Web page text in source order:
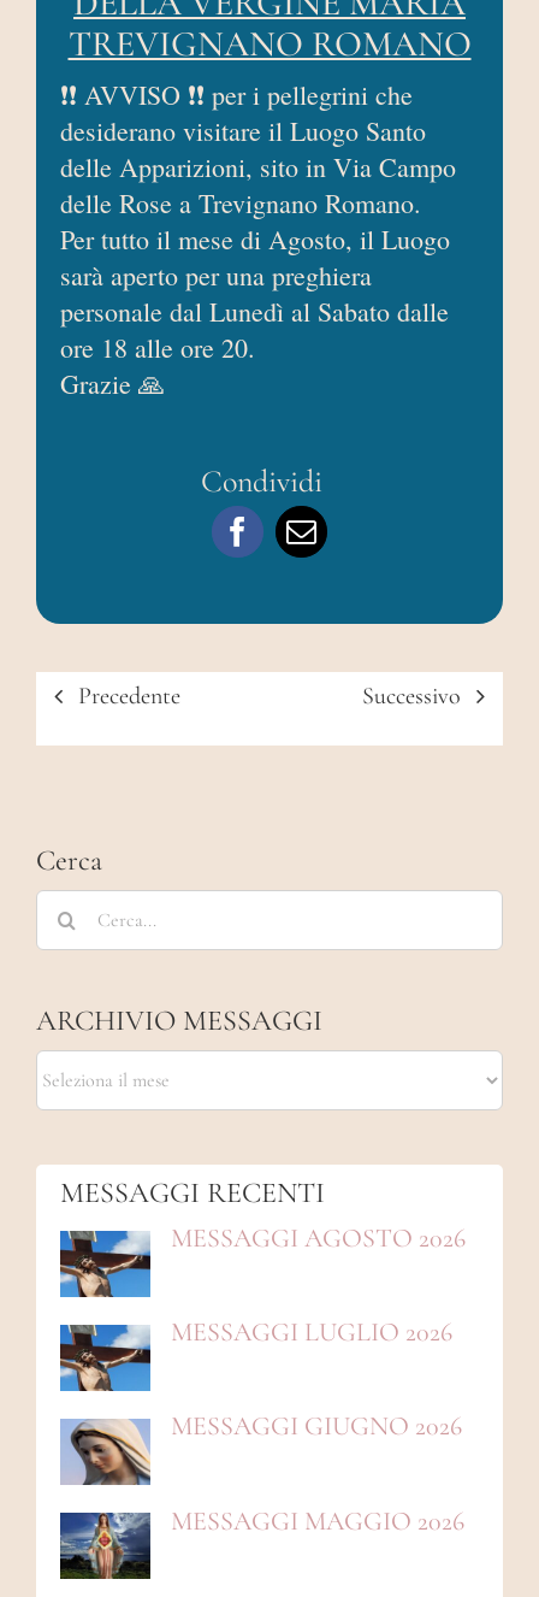
AREA RISERVATA
TREVIGNANO ROMANO
❗❗ AVVISO ❗❗ per i pellegrini che
desiderano visitare il Luogo Santo
delle Apparizioni, sito in Via Campo
delle Rose a Trevignano Romano.
Per tutto il mese di Agosto, il Luogo
sarà aperto per una preghiera
personale dal Lunedì al Sabato dalle
ore 18 alle ore 20.
Grazie 🙏
Condividi
Precedente Successivo
Cerca
Cerca
per:
ARCHIVIO MESSAGGI
ARCHIVIO
MESSAGGI
MESSAGGI RECENTI
MESSAGGI AGOSTO 2026
MESSAGGI LUGLIO 2026
MESSAGGI GIUGNO 2026
MESSAGGI MAGGIO 2026